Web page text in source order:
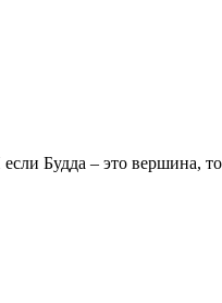
Будда – это вершина,